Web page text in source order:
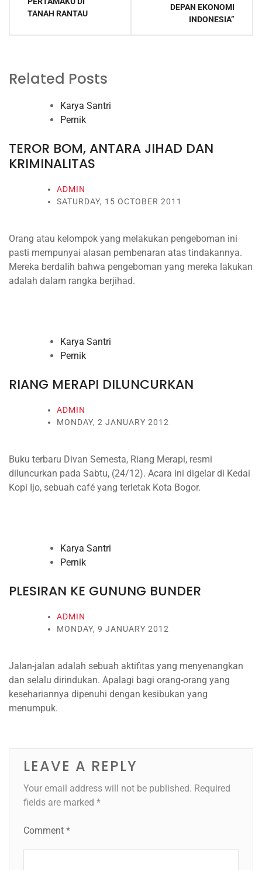
TANAH RANTAU
DEPAN EKONOMI
INDONESIA”
Related Posts
Karya Santri
Pernik
TEROR BOM, ANTARA JIHAD DAN
KRIMINALITAS
ADMIN
SATURDAY, 15 OCTOBER 2011
Orang atau kelompok yang melakukan pengeboman ini
pasti mempunyai alasan pembenaran atas tindakannya.
Mereka berdalih bahwa pengeboman yang mereka lakukan
adalah dalam rangka berjihad.
Karya Santri
Pernik
RIANG MERAPI DILUNCURKAN
ADMIN
MONDAY, 2 JANUARY 2012
Buku terbaru Divan Semesta, Riang Merapi, resmi
diluncurkan pada Sabtu, (24/12). Acara ini digelar di Kedai
Kopi Ijo, sebuah café yang terletak Kota Bogor.
Karya Santri
Pernik
PLESIRAN KE GUNUNG BUNDER
ADMIN
MONDAY, 9 JANUARY 2012
Jalan-jalan adalah sebuah aktifitas yang menyenangkan
dan selalu dirindukan. Apalagi bagi orang-orang yang
kesehariannya dipenuhi dengan kesibukan yang
menumpuk.
LEAVE A REPLY
Your email address will not be published. Required
fields are marked *
Comment *